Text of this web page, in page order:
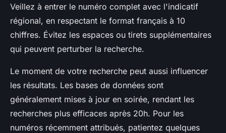
Veillez à entrer le numéro complet avec l'indicatif
régional, en respectant le format français à 10
chiffres. Évitez les espaces ou tirets supplémentaires
qui peuvent perturber la recherche.
Le moment de votre recherche peut aussi influencer
les résultats. Les bases de données sont
généralement mises à jour en soirée, rendant les
recherches plus efficaces après 20h. Pour les
numéros récemment attribués, patientez quelques